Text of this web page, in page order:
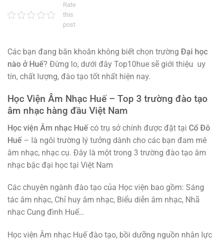
Rate
this
post
Các bạn đang băn khoăn không biết chọn trường Đại học
nào ở Huế? Đừng lo, dưới đây Top10hue sẽ giới thiệu uy
tín, chất lượng, đào tạo tốt nhất hiện nay.
Học Viện Âm Nhạc Huế – Top 3 trường đào tạo
âm nhạc hàng đầu Việt Nam
Học viện Âm nhạc Huế có trụ sở chính được đặt tại Cố Đô
Huế – là ngôi trường lý tưởng dành cho các bạn đam mê
âm nhạc, nhạc cụ. Đây là một trong 3 trường đào tạo âm
nhạc bậc đại học tại Việt Nam
Các chuyên ngành đào tạo của Học viện bao gồm: Sáng
tác âm nhạc, Chỉ huy âm nhạc, Biểu diễn âm nhạc, Nhã
nhạc Cung đình Huế…
Học viện Âm nhạc Huế đào tạo, bồi dưỡng nguồn nhân lực